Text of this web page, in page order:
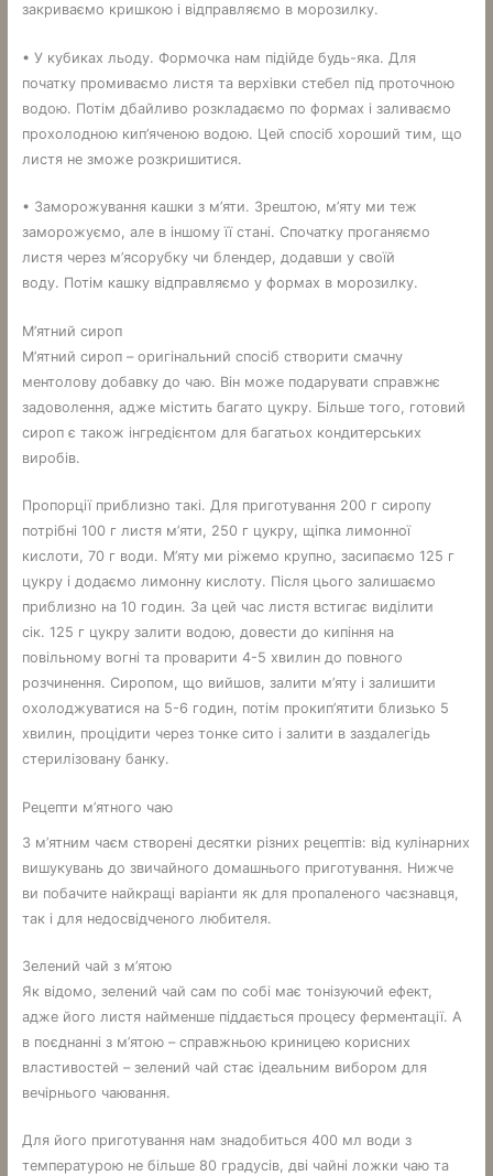
закриваємо кришкою і відправляємо в морозилку.
• У кубиках льоду. Формочка нам підійде будь-яка. Для
початку промиваємо листя та верхівки стебел під проточною
водою. Потім дбайливо розкладаємо по формах і заливаємо
прохолодною кип’яченою водою. Цей спосіб хороший тим, що
листя не зможе розкришитися.
• Заморожування кашки з м’яти. Зрештою, м’яту ми теж
заморожуємо, але в іншому її стані. Спочатку проганяємо
листя через м’ясорубку чи блендер, додавши у своїй
воду. Потім кашку відправляємо у формах в морозилку.
М’ятний сироп
М’ятний сироп – оригінальний спосіб створити смачну
ментолову добавку до чаю. Він може подарувати справжнє
задоволення, адже містить багато цукру. Більше того, готовий
сироп є також інгредієнтом для багатьох кондитерських
виробів.
Пропорції приблизно такі. Для приготування 200 г сиропу
потрібні 100 г листя м’яти, 250 г цукру, щіпка лимонної
кислоти, 70 г води. М’яту ми ріжемо крупно, засипаємо 125 г
цукру і додаємо лимонну кислоту. Після цього залишаємо
приблизно на 10 годин. За цей час листя встигає виділити
сік. 125 г цукру залити водою, довести до кипіння на
повільному вогні та проварити 4-5 хвилин до повного
розчинення. Сиропом, що вийшов, залити м’яту і залишити
охолоджуватися на 5-6 годин, потім прокип’ятити близько 5
хвилин, процідити через тонке сито і залити в заздалегідь
стерилізовану банку.
Рецепти м’ятного чаю
З м’ятним чаєм створені десятки різних рецептів: від кулінарних
вишукувань до звичайного домашнього приготування. Нижче
ви побачите найкращі варіанти як для пропаленого чаєзнавця,
так і для недосвідченого любителя.
Зелений чай з м’ятою
Як відомо, зелений чай сам по собі має тонізуючий ефект,
адже його листя найменше піддається процесу ферментації. А
в поєднанні з м’ятою – справжньою криницею корисних
властивостей – зелений чай стає ідеальним вибором для
вечірнього чаювання.
Для його приготування нам знадобиться 400 мл води з
температурою не більше 80 градусів, дві чайні ложки чаю та